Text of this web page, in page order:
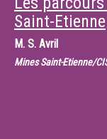
Saint-Etienne
M. S. Avril
Mines Saint-Etienne/